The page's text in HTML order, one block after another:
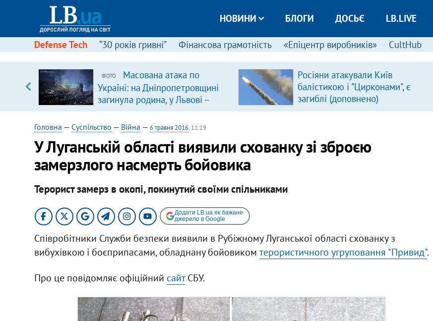
НОВИНИ БЛОГИ ДОСЬЄ LB.LIVE
Defense Tech “30 років гривні” Фінансова грамотність «Епіцентр виробників» CultHub
ФОТО
Масована атака по
Україні: на Дніпропетровщині
загинула родина, у Львові –
удар по багатоповерхівках
(доповнюється)
Росіяни атакували Київ
балістикою і "Цирконами", є
загиблі (доповнено)
Головна — Суспільство — Війна — 6 травня 2016, 11:19
У Луганській області виявили схованку зі зброєю
замерзлого насмерть бойовика
Терорист замерз в окопі, покинутий своїми спільниками
Додати LB.ua як бажане
джерело в Google
Співробітники Служби безпеки виявили в Рубіжному Луганської області схованку з
вибухівкою і боєприпасами, обладнану бойовиком терористичного угруповання "Привид".
Про це повідомляє офіційний сайтСБУ.